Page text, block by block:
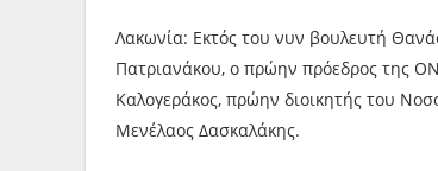
Λακωνία: Εκτός του νυν βουλευτή
Πατριανάκου, ο πρώην πρόεδρος της
Καλογεράκος, πρώην διοικητής του
Μενέλαος Δασκαλάκης.